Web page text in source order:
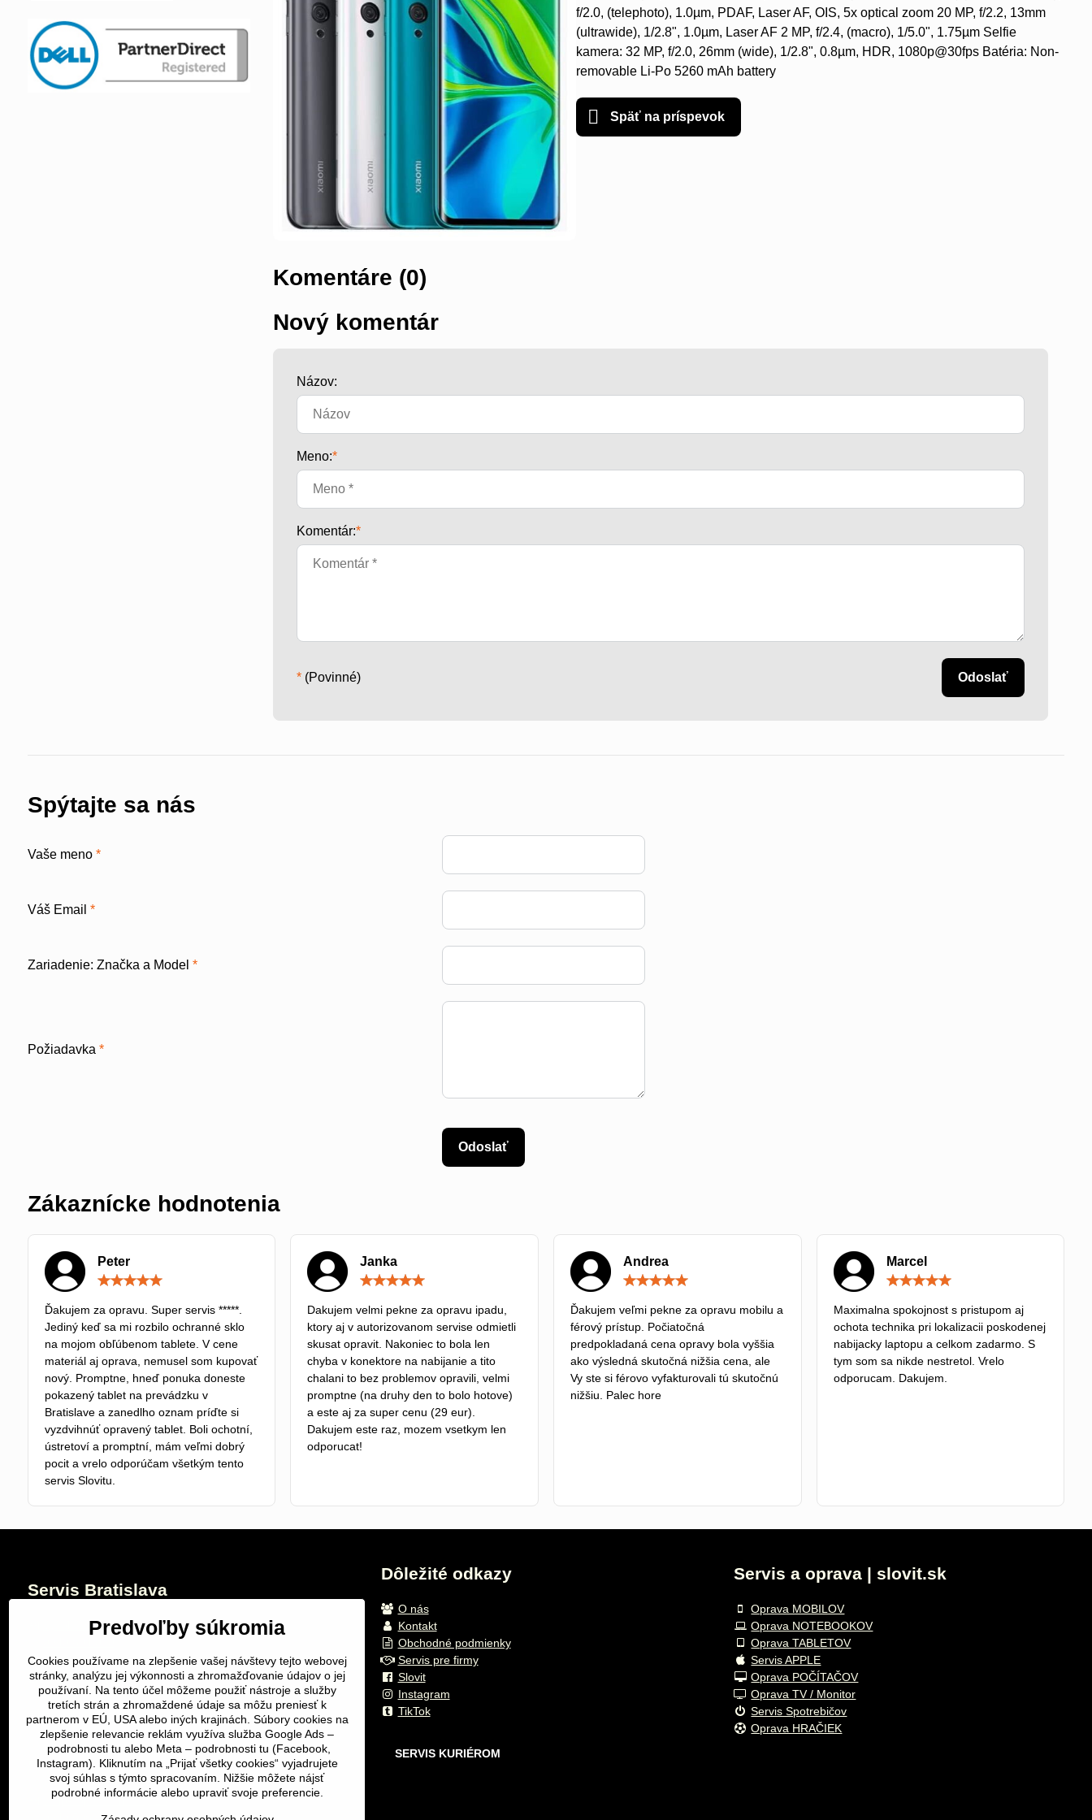
f/2.0, (telephoto), 1.0µm, PDAF, Laser AF, OIS, 5x optical zoom 20 MP, f/2.2, 13mm
(ultrawide), 1/2.8", 1.0µm, Laser AF 2 MP, f/2.4, (macro), 1/5.0", 1.75µm Selfie
kamera: 32 MP, f/2.0, 26mm (wide), 1/2.8", 0.8µm, HDR, 1080p@30fps Batéria: Non-
removable Li-Po 5260 mAh battery
Späť na príspevok
Komentáre (0)
Nový komentár
Názov:
Meno:*
Komentár:*
* (Povinné) Odoslať
Spýtajte sa nás
Vaše meno *
Váš Email *
Zariadenie: Značka a Model *
Požiadavka *
Odoslať
Zákaznícke hodnotenia
Peter
/
5
Ďakujem za opravu. Super servis *****.
Jediný keď sa mi rozbilo ochranné sklo
na mojom obľúbenom tablete. V cene
materiál aj oprava, nemusel som kupovať
nový. Promptne, hneď ponuka doneste
pokazený tablet na prevádzku v
Bratislave a zanedlho oznam príďte si
vyzdvihnúť opravený tablet. Boli ochotní,
ústretoví a promptní, mám veľmi dobrý
pocit a vrelo odporúčam všetkým tento
servis Slovitu.
Janka
/
5
Dakujem velmi pekne za opravu ipadu,
ktory aj v autorizovanom servise odmietli
skusat opravit. Nakoniec to bola len
chyba v konektore na nabijanie a tito
chalani to bez problemov opravili, velmi
promptne (na druhy den to bolo hotove)
a este aj za super cenu (29 eur).
Dakujem este raz, mozem vsetkym len
odporucat!
Andrea
/
5
Ďakujem veľmi pekne za opravu mobilu a
férový prístup. Počiatočná
predpokladaná cena opravy bola vyššia
ako výsledná skutočná nižšia cena, ale
Vy ste si férovo vyfakturovali tú skutočnú
nižšiu. Palec hore
Marcel
/
5
Maximalna spokojnost s pristupom aj
ochota technika pri lokalizacii poskodenej
nabijacky laptopu a celkom zadarmo. S
tym som sa nikde nestretol. Vrelo
odporucam. Dakujem.
Servis Bratislava
Vysoká 34
Servis Žilina
Revolučná 2
0940 503 040
Servis Košice
v Tip-Top ČS armády 18
0940 506 040
Dôležité odkazy
O nás
Kontakt
Obchodné podmienky
Servis pre firmy
Slovit
Instagram
TikTok
SERVIS KURIÉROM
Servis a oprava | slovit.sk
Oprava MOBILOV
Oprava NOTEBOOKOV
Oprava TABLETOV
Servis APPLE
Oprava POČÍTAČOV
Oprava TV / Monitor
Servis Spotrebičov
Oprava HRAČIEK
Predvoľby súkromia
Cookies používame na zlepšenie vašej návštevy tejto webovej
stránky, analýzu jej výkonnosti a zhromažďovanie údajov o jej
používaní. Na tento účel môžeme použiť nástroje a služby
tretích strán a zhromaždené údaje sa môžu preniesť k
partnerom v EÚ, USA alebo iných krajinách. Súbory cookies na
zlepšenie relevancie reklám využíva služba Google Ads –
podrobnosti tu alebo Meta – podrobnosti tu (Facebook,
Instagram). Kliknutím na „Prijať všetky cookies“ vyjadrujete
svoj súhlas s týmto spracovaním. Nižšie môžete nájsť
podrobné informácie alebo upraviť svoje preferencie.